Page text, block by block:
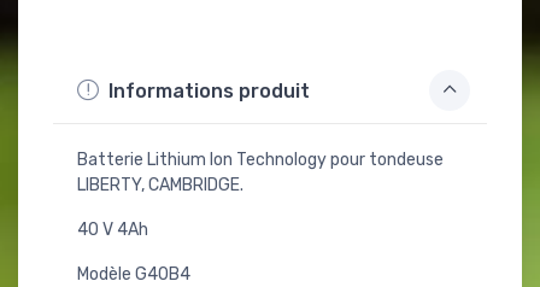
Informations produit
Batterie Lithium Ion Technology pour tondeuse
LIBERTY, CAMBRIDGE.
40 V 4Ah
Modèle G40B4